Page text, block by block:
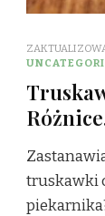
truskawki